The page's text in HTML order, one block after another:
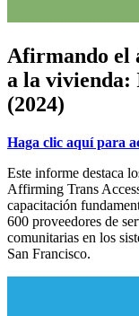
Afirmando el
a la vivienda:
(2024)
Haga clic aquí para
Este informe destaca
Affirming Trans
capacitación
600 proveedores de
comunitarias en los
San Francisco.